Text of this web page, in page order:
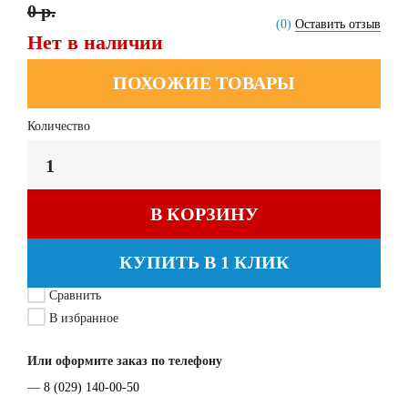
(0) Оставить отзыв
0 р.
Нет в наличии
ПОХОЖИЕ ТОВАРЫ
Количество
В КОРЗИНУ
КУПИТЬ В 1 КЛИК
Сравнить
В избранное
Или оформите заказ по телефону
— 8 (029) 140-00-50